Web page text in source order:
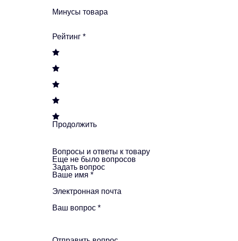
Минусы товара
Рейтинг *
Продолжить
Вопросы и ответы к товару
Еще не было вопросов
Задать вопрос
Ваше имя *
Электронная почта
Ваш вопрос *